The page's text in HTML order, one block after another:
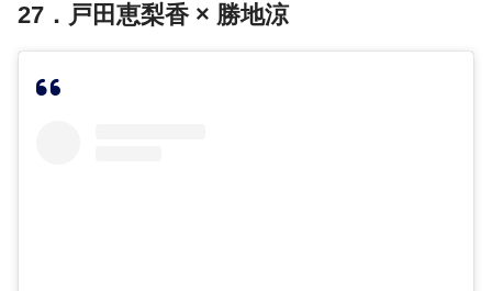
27．戸田恵梨香 × 勝地涼